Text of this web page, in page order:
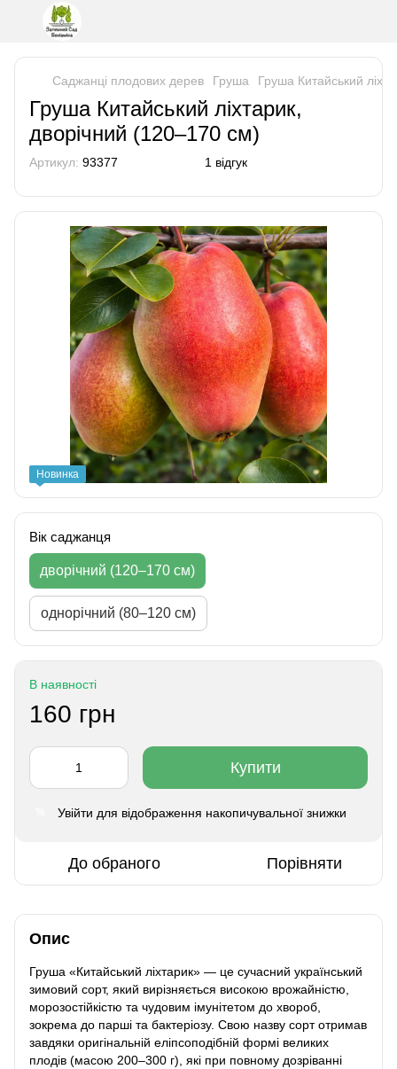
Саджанці плодових дерев Груша Груша Китайський
Груша Китайський ліхтарик,
дворічний (120–170 см)
Артикул: 93377 1 відгук
Новинка
Вік саджанця
дворічний (120–170 см)
однорічний (80–120 см)
В наявності
160 грн
Купити
Увійти для відображення накопичувальної знижки
До обраного Порівняти
Опис
Груша «Китайський ліхтарик» — це сучасний український
зимовий сорт, який вирізняється високою врожайністю,
морозостійкістю та чудовим імунітетом до хвороб,
зокрема до парші та бактеріозу. Свою назву сорт отримав
завдяки оригінальній еліпсоподібній формі великих
плодів (масою 200–300 г), які при повному дозріванні